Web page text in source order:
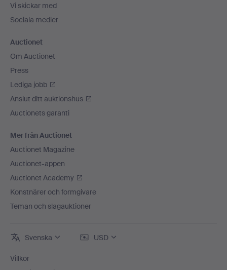
Vi skickar med
Sociala medier
Auctionet
Om Auctionet
Press
Lediga jobb
Anslut ditt auktionshus
Auctionets garanti
Mer från Auctionet
Auctionet Magazine
Auctionet-appen
Auctionet Academy
Konstnärer och formgivare
Teman och slagauktioner
Svenska USD
Villkor